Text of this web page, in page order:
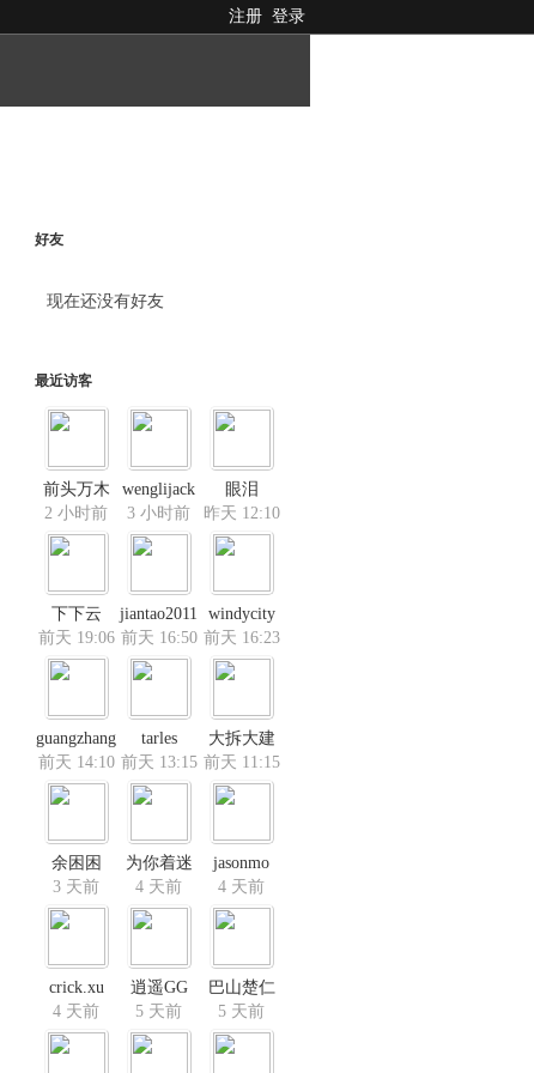
注册 登录
好友
现在还没有好友
最近访客
前头万木
2 小时前
wenglijack
3 小时前
眼泪
昨天 12:10
下下云
前天 19:06
jiantao2011
前天 16:50
windycity
前天 16:23
guangzhang
前天 14:10
tarles
前天 13:15
大拆大建
前天 11:15
余困困
3 天前
为你着迷
4 天前
jasonmo
4 天前
crick.xu
4 天前
逍遥GG
5 天前
巴山楚仁
5 天前